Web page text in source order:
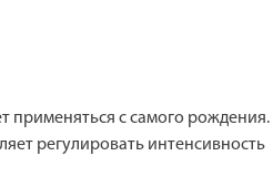
применяться с самого рождения.
регулировать интенсивность